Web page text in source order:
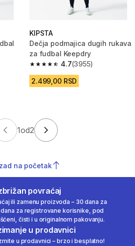
Recenzije
KIPSTA
Dečja podmajica dugih rukava
za fudbal Keepdry
4.7
4.7 od 5 zvezdica from 3955
(3955)
2.499,00 RSD
1od2
na početak
povraćaj
ili zamenu proizvoda – 30 dana za
za registrovane korisnike, pod
čisti i u originalnom pakovanju.
u prodavnici
u prodavnici – brzo i besplatno!